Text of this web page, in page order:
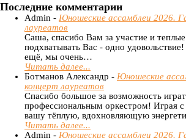
Последние комментарии
Admin - Юношеские ассамблеи 2026.
лауреатов
Саша, спасибо Вам за участие и
подхватывать Вас - одно
ещё, мы очень…
Читать далее...
Ботманов Александр - Юношеские
концерт лауреатов
Спасибо большое за возможность
профессиональным оркестром! Играя
вашу тёплую, вдохновляющую
Читать далее...
Admin - Юношеские ассамблеи 2026.